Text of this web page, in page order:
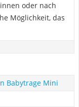
oder nach
Möglichkeit, das
Babytrage Mini